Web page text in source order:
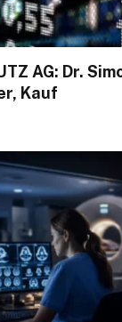
AG: Dr.
Kauf